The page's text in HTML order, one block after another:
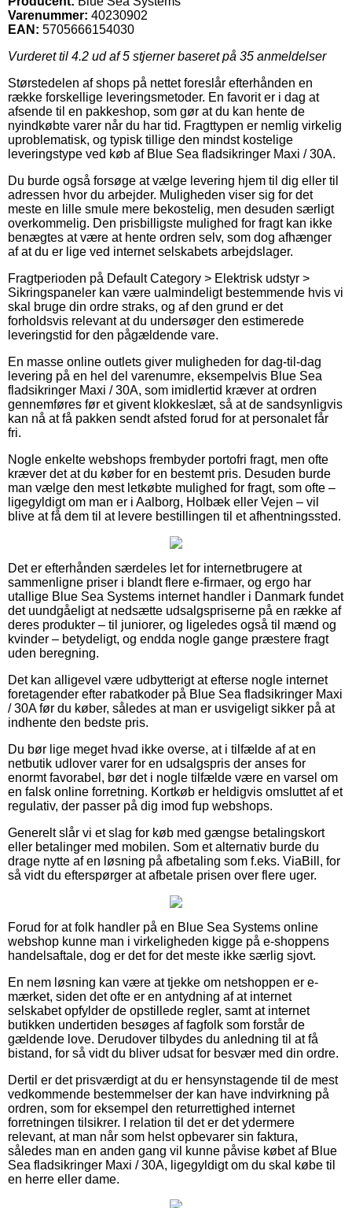
Varenummer: 40230902
EAN: 5705666154030
Vurderet til 4.2 ud af 5 stjerner baseret på 35 anmeldelser
Størstedelen af shops på nettet foreslår efterhånden en
række forskellige leveringsmetoder. En favorit er i dag at
afsende til en pakkeshop, som gør at du kan hente de
nyindkøbte varer når du har tid. Fragttypen er nemlig virkelig
uproblematisk, og typisk tillige den mindst kostelige
leveringstype ved køb af Blue Sea fladsikringer Maxi / 30A.
Du burde også forsøge at vælge levering hjem til dig eller til
adressen hvor du arbejder. Muligheden viser sig for det
meste en lille smule mere bekostelig, men desuden særligt
overkommelig. Den prisbilligste mulighed for fragt kan ikke
benægtes at være at hente ordren selv, som dog afhænger
af at du er lige ved internet selskabets arbejdslager.
Fragtperioden på Default Category > Elektrisk udstyr >
Sikringspaneler kan være ualmindeligt bestemmende hvis vi
skal bruge din ordre straks, og af den grund er det
forholdsvis relevant at du undersøger den estimerede
leveringstid for den pågældende vare.
En masse online outlets giver muligheden for dag-til-dag
levering på en hel del varenumre, eksempelvis Blue Sea
fladsikringer Maxi / 30A, som imidlertid kræver at ordren
gennemføres før et givent klokkeslæt, så at de sandsynligvis
kan nå at få pakken sendt afsted forud for at personalet får
fri.
Nogle enkelte webshops frembyder portofri fragt, men ofte
kræver det at du køber for en bestemt pris. Desuden burde
man vælge den mest letkøbte mulighed for fragt, som ofte –
ligegyldigt om man er i Aalborg, Holbæk eller Vejen – vil
blive at få dem til at levere bestillingen til et afhentningssted.
Det er efterhånden særdeles let for internetbrugere at
sammenligne priser i blandt flere e-firmaer, og ergo har
utallige Blue Sea Systems internet handler i Danmark fundet
det uundgåeligt at nedsætte udsalgspriserne på en række af
deres produkter – til juniorer, og ligeledes også til mænd og
kvinder – betydeligt, og endda nogle gange præstere fragt
uden beregning.
Det kan alligevel være udbytterigt at efterse nogle internet
foretagender efter rabatkoder på Blue Sea fladsikringer Maxi
/ 30A før du køber, således at man er usvigeligt sikker på at
indhente den bedste pris.
Du bør lige meget hvad ikke overse, at i tilfælde af at en
netbutik udlover varer for en udsalgspris der anses for
enormt favorabel, bør det i nogle tilfælde være en varsel om
en falsk online forretning. Kortkøb er heldigvis omsluttet af et
regulativ, der passer på dig imod fup webshops.
Generelt slår vi et slag for køb med gængse betalingskort
eller betalinger med mobilen. Som et alternativ burde du
drage nytte af en løsning på afbetaling som f.eks. ViaBill, for
så vidt du efterspørger at afbetale prisen over flere uger.
Forud for at folk handler på en Blue Sea Systems online
webshop kunne man i virkeligheden kigge på e-shoppens
handelsaftale, dog er det for det meste ikke særlig sjovt.
En nem løsning kan være at tjekke om netshoppen er e-
mærket, siden det ofte er en antydning af at internet
selskabet opfylder de opstillede regler, samt at internet
butikken undertiden besøges af fagfolk som forstår de
gældende love. Derudover tilbydes du anledning til at få
bistand, for så vidt du bliver udsat for besvær med din ordre.
Dertil er det prisværdigt at du er hensynstagende til de mest
vedkommende bestemmelser der kan have indvirkning på
ordren, som for eksempel den returrettighed internet
forretningen tilsikrer. I relation til det er det ydermere
relevant, at man når som helst opbevarer sin faktura,
således man en anden gang vil kunne påvise købet af Blue
Sea fladsikringer Maxi / 30A, ligegyldigt om du skal købe til
en herre eller dame.